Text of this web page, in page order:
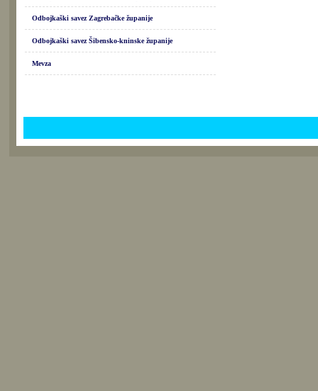
Odbojkaški savez Zagrebačke županije
Odbojkaški savez Šibensko-kninske županije
Mevza